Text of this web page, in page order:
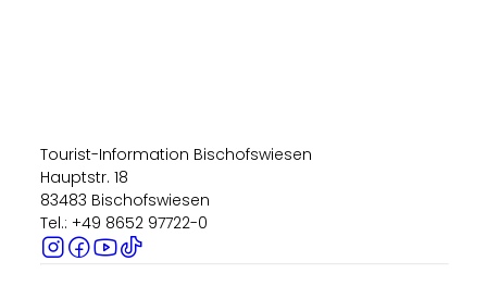
Tourist-Information Bischofswiesen
Hauptstr. 18
83483 Bischofswiesen
Tel.: +49 8652 97722-0